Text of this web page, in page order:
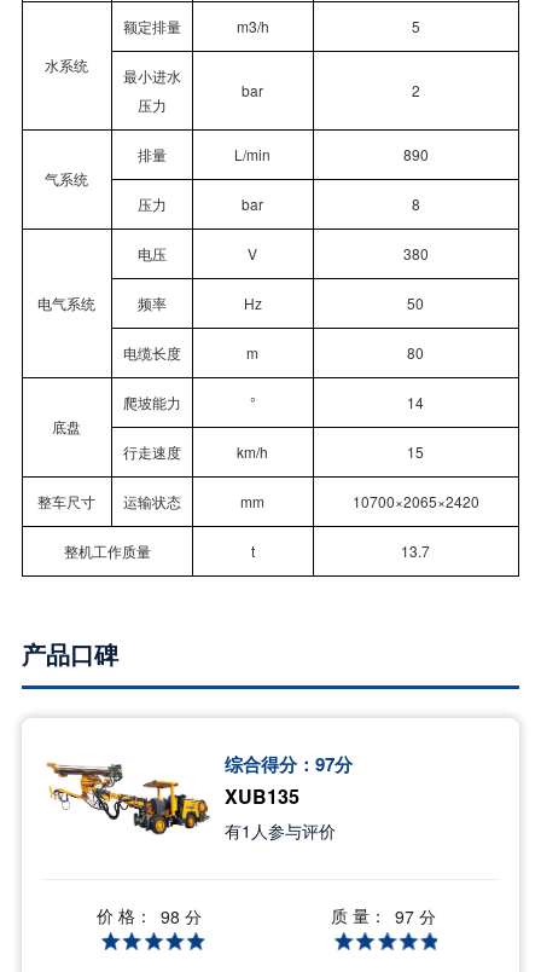
水系统
额定排量 m3/h 5
最小进水
压力
bar 2
气系统
排量 L/min 890
压力 bar 8
电气系统
电压 V 380
频率 Hz 50
电缆长度 m 80
底盘
爬坡能力 ° 14
行走速度 km/h 15
整车尺寸 运输状态 mm 10700×2065×2420
整机工作质量 t 13.7
产品口碑
综合得分： 97分
XUB135
有1 人参与评价
价 格： 98 分 质 量： 97 分